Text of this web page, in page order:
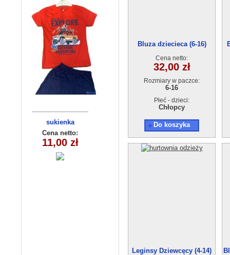
sukienka
dziewczęca
(1-4)4szt
Cena netto:
11,00 zł
Bluzka
dziecięca
YL-871A1 (8-16)
5 szt
Cena netto:
12,00 zł
Bluza dziecieca (6-16)
Cena netto:
32,00 zł
Rozmiary w paczce:
6-16
Płeć - dzieci:
Chłopcy
Do koszyka
Leginsy Dziewcęcy (4-14)